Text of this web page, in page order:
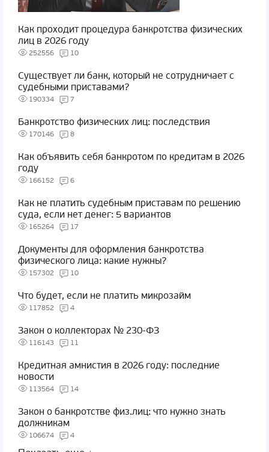
Как проходит процедура банкротства физических
лиц в 2026 году
252556 10
Существует ли банк, который не сотрудничает с
судебными приставами?
190334 7
Банкротство физических лиц: последствия
170146 8
Как объявить себя банкротом по кредитам в 2026
году
166152 6
Как не платить судебным приставам по решению
суда, если нет денег: 5 вариантов
165264 17
Документы для оформления банкротства
физического лица: какие нужны?
157302 10
Что будет, если не платить микрозайм
117852 4
Закон о коллекторах № 230-ФЗ
116143 11
Кредитная амнистия в 2026 году: последние
новости
113564 14
Закон о банкротстве физ.лиц: что нужно знать
должникам
106674 4